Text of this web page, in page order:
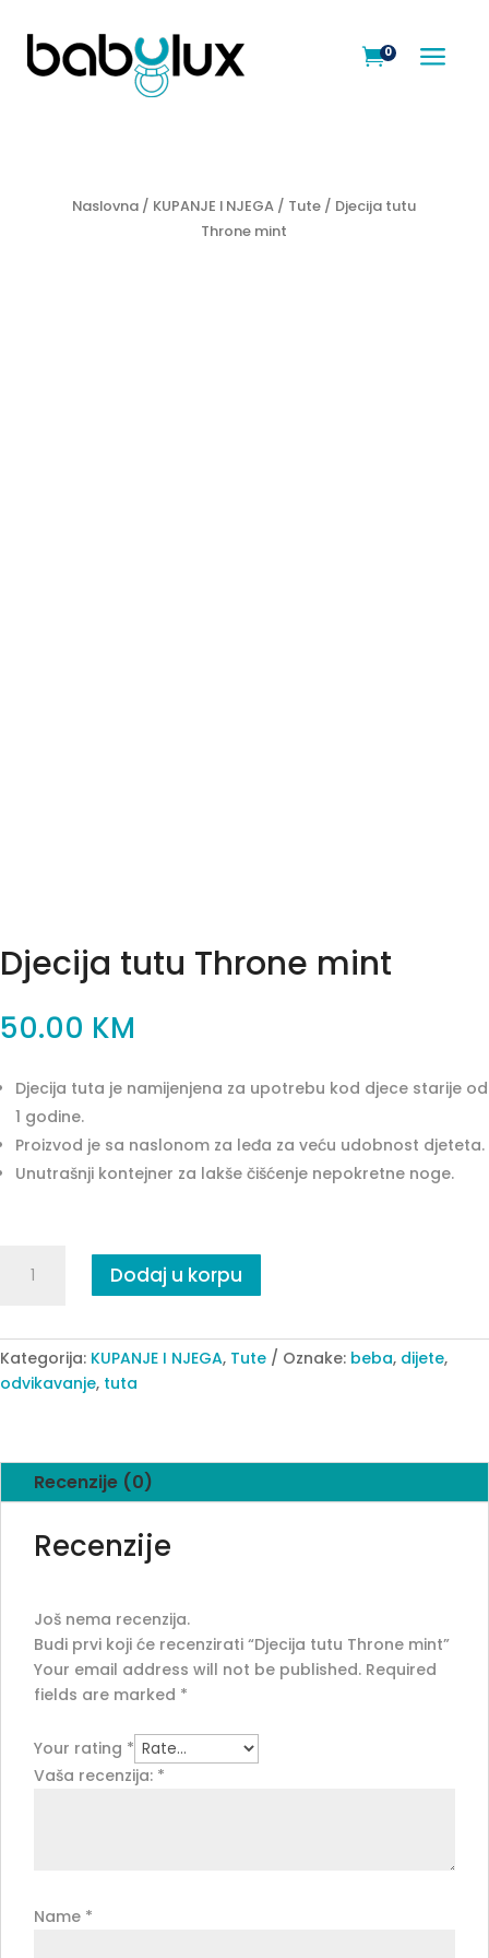
a
0
Naslovna / KUPANJE I NJEGA / Tute / Djecija tutu
Throne mint
Djecija tutu Throne mint
50.00 KM
Djecija tuta je namijenjena za upotrebu kod djece starije od
1 godine.
Proizvod je sa naslonom za leđa za veću udobnost djeteta.
Unutrašnji kontejner za lakše čišćenje nepokretne noge.
quantity
Dodaj u korpu
Kategorija: KUPANJE I NJEGA, Tute Oznake: beba, dijete,
odvikavanje, tuta
Recenzije (0)
Recenzije
Još nema recenzija.
Budi prvi koji će recenzirati “Djecija tutu Throne mint”
Your email address will not be published. Required
fields are marked *
Your rating *
Vaša recenzija: *
Name *